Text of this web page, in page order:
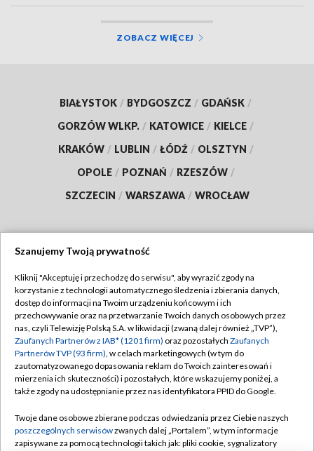
ZOBACZ WIĘCEJ
BIAŁYSTOK / BYDGOSZCZ / GDAŃSK /
GORZÓW WLKP. / KATOWICE / KIELCE /
KRAKÓW / LUBLIN / ŁÓDŹ / OLSZTYN /
OPOLE / POZNAŃ / RZESZÓW /
SZCZECIN / WARSZAWA / WROCŁAW
TVP
Abonament TVP
Emisja w TVP
Centrum informacji TVP
Naziemna Telewizja Cyfrowa
Rada Programowa
Regulamin TVP
Polityka prywatności
Moje zgody
Pomoc
Kontakt
Szanujemy Twoją prywatność
Kliknij "Akceptuję i przechodzę do serwisu", aby wyrazić zgody na
korzystanie z technologii automatycznego śledzenia i zbierania danych,
dostęp do informacji na Twoim urządzeniu końcowym i ich
przechowywanie oraz na przetwarzanie Twoich danych osobowych przez
nas, czyli Telewizję Polską S.A. w likwidacji (zwaną dalej również „TVP”),
Zaufanych Partnerów z IAB* (1201 firm) oraz pozostałych Zaufanych
Partnerów TVP (93 firm), w celach marketingowych (w tym do
zautomatyzowanego dopasowania reklam do Twoich zainteresowań i
mierzenia ich skuteczności) i pozostałych, które wskazujemy poniżej, a
także zgody na udostępnianie przez nas identyfikatora PPID do Google.
Twoje dane osobowe zbierane podczas odwiedzania przez Ciebie naszych
poszczególnych serwisówzwanych dalej „Portalem”, w tym informacje
zapisywane za pomocą technologii takich jak: pliki cookie, sygnalizatory